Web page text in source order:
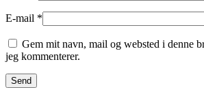
E-mail *
Gem mit navn, mail og websted i denne
jeg kommenterer.